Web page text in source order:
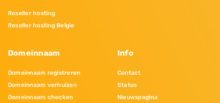
Reseller hosting
Reseller hosting Belgie
Domeinnaam
Domeinnaam registreren
Domeinnaam verhuizen
Domeinnaam checken
Info
Contact
Status
Nieuwspagina